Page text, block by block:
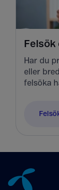
Har du
eller
felsöka